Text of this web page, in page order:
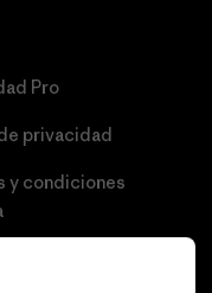
Pro
privacidad
y condiciones